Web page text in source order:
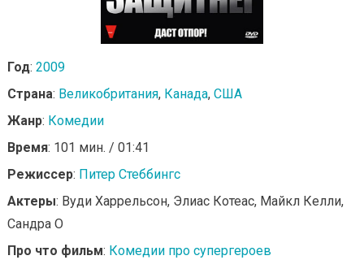
Год: 2009
Страна: Великобритания, Канада, США
Жанр: Комедии
Время: 101 мин. / 01:41
Режиссер: Питер Стеббингс
Актеры: Вуди Харрельсон, Элиас Котеас, Майкл Келли,
Сандра О
Про что фильм: Комедии про супергероев